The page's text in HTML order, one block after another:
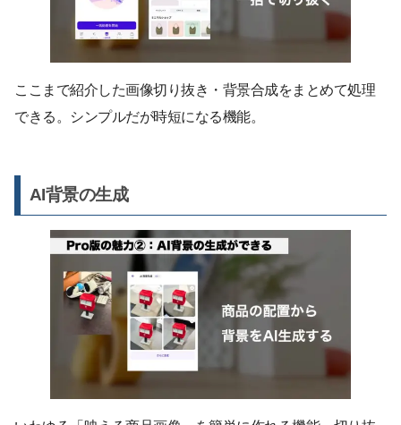
ここまで紹介した画像切り抜き・背景合成をまとめて処理
できる。シンプルだが時短になる機能。
AI背景の生成